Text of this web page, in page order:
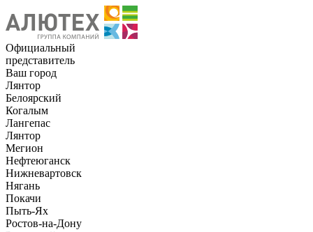
Официальный
представитель
Ваш город
Лянтор
Белоярский
Когалым
Лангепас
Лянтор
Мегион
Нефтеюганск
Нижневартовск
Нягань
Покачи
Пыть-Ях
Рoстов-на-Дону